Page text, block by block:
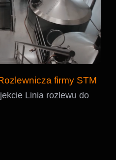
Rozlewnicza firmy
STM
firmy STM
Linia rozlewu do